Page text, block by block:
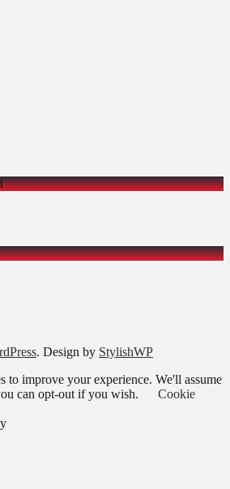
. Design by StylishWP
to improve your experience. We'll assume
can opt-out if you wish.
Cookie